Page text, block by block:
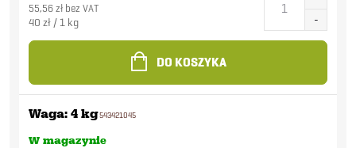
55,56 zł bez VAT
Cena
jednostkowa:
40 zł / 1 kg
DO KOSZYKA
Waga: 4 kg543421045
W magazynie